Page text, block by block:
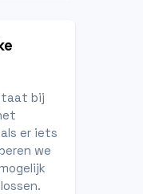
bij
er iets
we